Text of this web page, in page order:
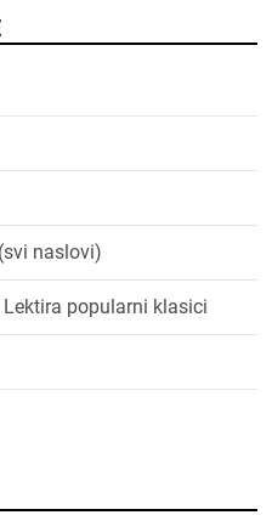
naslovi)
popularni klasici